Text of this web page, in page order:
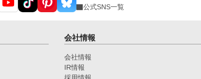
公式SNS一覧
会社情報
会社情報
IR情報